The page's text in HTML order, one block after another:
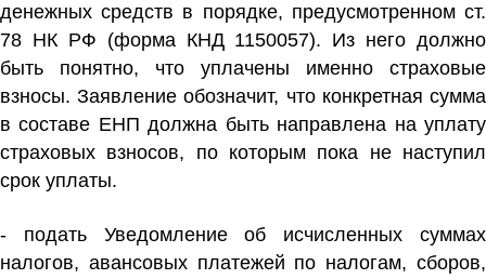
денежных средств в порядке, предусмотренном ст.
78 НК РФ (форма КНД 1150057). Из него должно
быть понятно, что уплачены именно страховые
взносы. Заявление обозначит, что конкретная сумма
в составе ЕНП должна быть направлена на уплату
страховых взносов, по которым пока не наступил
срок уплаты.
- подать Уведомление об исчисленных суммах
налогов, авансовых платежей по налогам, сборов,